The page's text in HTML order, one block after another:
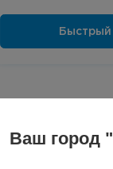
Ваш город "